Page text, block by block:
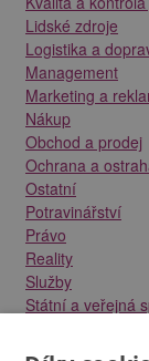
Lidské zdroje
Logistika a
Management
Marketing a
Nákup
Obchod a prodej
Ochrana a
Ostatní
Potravinářství
Právo
Reality
Služby
Státní a veřejná
Strojírenství